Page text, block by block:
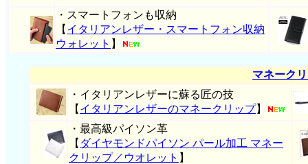
・スマートフォンも収納
【 イタリアンレザー・スマートフォン収納
ウォレット 】
マネーク
・イタリアンレザーに蘇る匠の技
【 イタリアンレザーのマネークリップ】
・最高級パイソン革
【 ダイヤモンドパイソン パール加工 マネー
クリップ／ウオレット 】